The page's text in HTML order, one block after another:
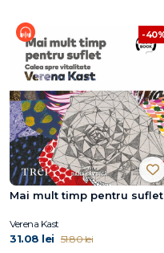
-
Mai mult timp pentru suflet
Verena Kast
31.08 lei 51.80 lei